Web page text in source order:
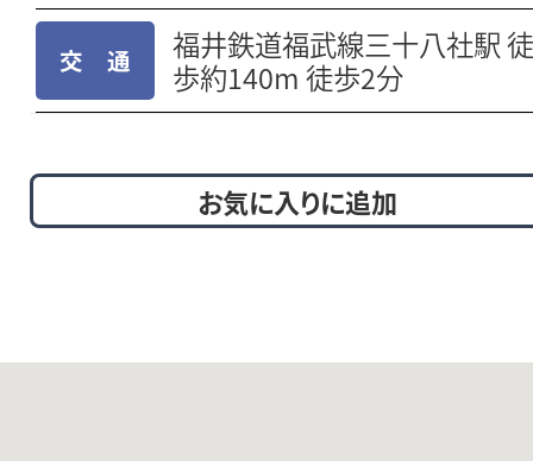
交 通
福井鉄道福武線三十八社駅 徒
歩約140m 徒歩2分
お気に入りに追加